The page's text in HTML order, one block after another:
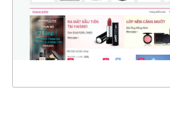
CHI TIẾT
XEM THỰC TẾ